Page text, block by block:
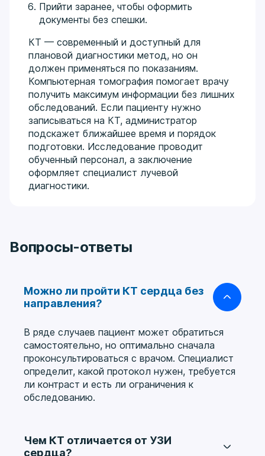
Прийти заранее, чтобы оформить
документы без спешки.
КТ — современный и доступный для
плановой диагностики метод, но он
должен применяться по показаниям.
Компьютерная томография помогает врачу
получить максимум информации без лишних
обследований. Если пациенту нужно
записываться на КТ, администратор
подскажет ближайшее время и порядок
подготовки. Исследование проводит
обученный персонал, а заключение
оформляет специалист лучевой
диагностики.
Вопросы-ответы
Можно ли пройти КТ сердца без
направления?
В ряде случаев пациент может обратиться
самостоятельно, но оптимально сначала
проконсультироваться с врачом. Специалист
определит, какой протокол нужен, требуется
ли контраст и есть ли ограничения к
обследованию.
Чем КТ отличается от УЗИ
сердца?